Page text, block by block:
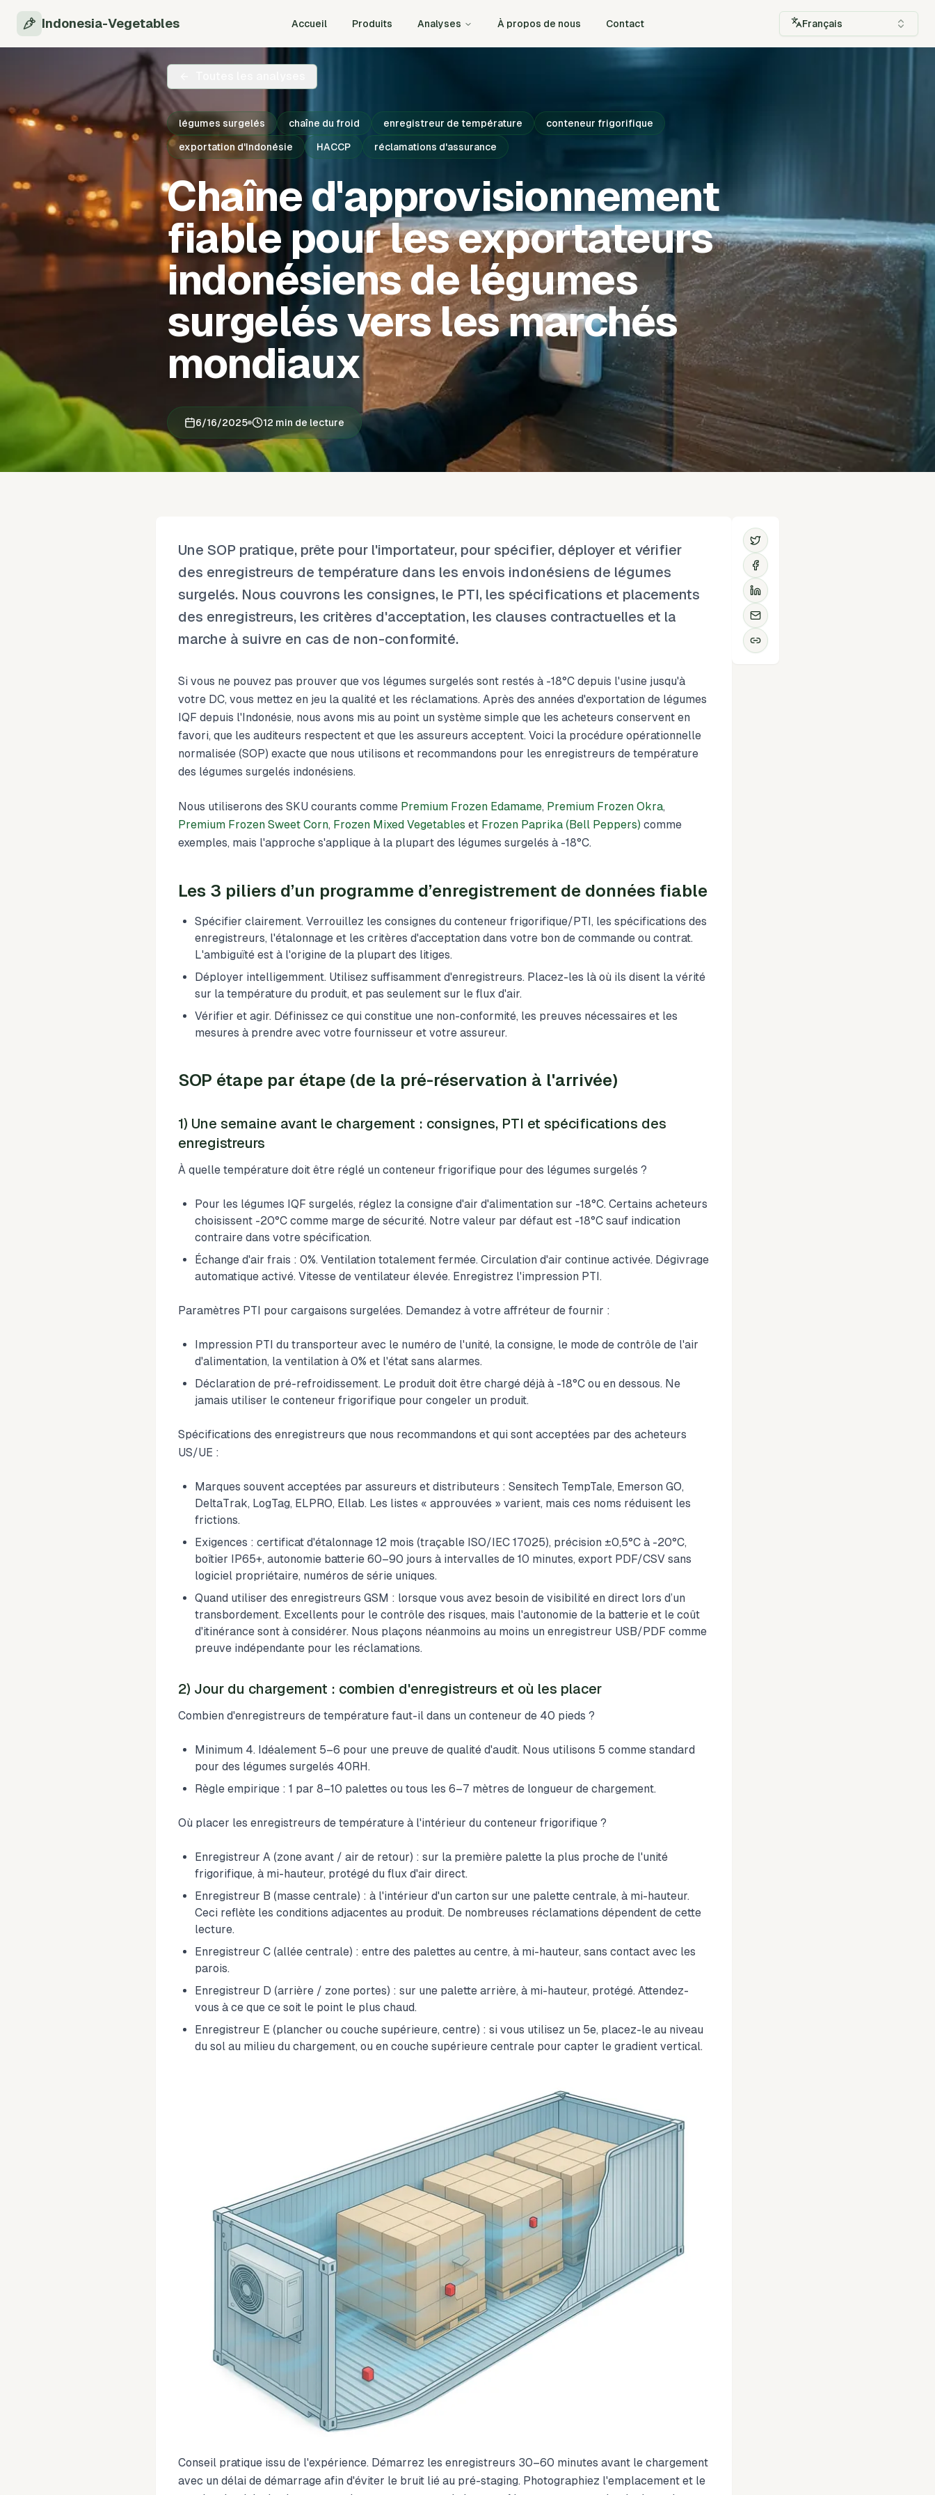
Indonesia-Vegetables Accueil Produits Analyses À propos de nous Contact Français
légumes surgelés chaîne du froid enregistreur de température conteneur frigorifique
exportation d'Indonésie HACCP réclamations d'assurance
Chaîne d'approvisionnement
fiable pour les exportateurs
indonésiens de légumes
surgelés vers les marchés
mondiaux
6/16/2025 12 min de lecture
Une SOP pratique, prête pour l'importateur, pour spécifier, déployer et vérifier
des enregistreurs de température dans les envois indonésiens de légumes
surgelés. Nous couvrons les consignes, le PTI, les spécifications et placements
des enregistreurs, les critères d'acceptation, les clauses contractuelles et la
marche à suivre en cas de non-conformité.
Si vous ne pouvez pas prouver que vos légumes surgelés sont restés à -18°C depuis l'usine jusqu'à
votre DC, vous mettez en jeu la qualité et les réclamations. Après des années d'exportation de légumes
IQF depuis l'Indonésie, nous avons mis au point un système simple que les acheteurs conservent en
favori, que les auditeurs respectent et que les assureurs acceptent. Voici la procédure opérationnelle
normalisée (SOP) exacte que nous utilisons et recommandons pour les enregistreurs de température
des légumes surgelés indonésiens.
Nous utiliserons des SKU courants comme Premium Frozen Edamame, Premium Frozen Okra,
Premium Frozen Sweet Corn, Frozen Mixed Vegetables et Frozen Paprika (Bell Peppers) comme
exemples, mais l'approche s'applique à la plupart des légumes surgelés à -18°C.
Les 3 piliers d’un programme d’enregistrement de données fiable
Spécifier clairement. Verrouillez les consignes du conteneur frigorifique/PTI, les spécifications des
enregistreurs, l'étalonnage et les critères d'acceptation dans votre bon de commande ou contrat.
L'ambiguïté est à l'origine de la plupart des litiges.
Déployer intelligemment. Utilisez suffisamment d'enregistreurs. Placez-les là où ils disent la vérité
sur la température du produit, et pas seulement sur le flux d'air.
Vérifier et agir. Définissez ce qui constitue une non-conformité, les preuves nécessaires et les
mesures à prendre avec votre fournisseur et votre assureur.
SOP étape par étape (de la pré-réservation à l'arrivée)
1) Une semaine avant le chargement : consignes, PTI et spécifications des
enregistreurs
À quelle température doit être réglé un conteneur frigorifique pour des légumes surgelés ?
Pour les légumes IQF surgelés, réglez la consigne d'air d'alimentation sur -18°C. Certains acheteurs
choisissent -20°C comme marge de sécurité. Notre valeur par défaut est -18°C sauf indication
contraire dans votre spécification.
Échange d'air frais : 0%. Ventilation totalement fermée. Circulation d'air continue activée. Dégivrage
automatique activé. Vitesse de ventilateur élevée. Enregistrez l'impression PTI.
Paramètres PTI pour cargaisons surgelées. Demandez à votre affréteur de fournir :
Impression PTI du transporteur avec le numéro de l'unité, la consigne, le mode de contrôle de l'air
d'alimentation, la ventilation à 0% et l'état sans alarmes.
Déclaration de pré-refroidissement. Le produit doit être chargé déjà à -18°C ou en dessous. Ne
jamais utiliser le conteneur frigorifique pour congeler un produit.
Spécifications des enregistreurs que nous recommandons et qui sont acceptées par des acheteurs
US/UE :
Marques souvent acceptées par assureurs et distributeurs : Sensitech TempTale, Emerson GO,
DeltaTrak, LogTag, ELPRO, Ellab. Les listes « approuvées » varient, mais ces noms réduisent les
frictions.
Exigences : certificat d'étalonnage 12 mois (traçable ISO/IEC 17025), précision ±0,5°C à -20°C,
boîtier IP65+, autonomie batterie 60–90 jours à intervalles de 10 minutes, export PDF/CSV sans
logiciel propriétaire, numéros de série uniques.
Quand utiliser des enregistreurs GSM : lorsque vous avez besoin de visibilité en direct lors d’un
transbordement. Excellents pour le contrôle des risques, mais l'autonomie de la batterie et le coût
d'itinérance sont à considérer. Nous plaçons néanmoins au moins un enregistreur USB/PDF comme
preuve indépendante pour les réclamations.
2) Jour du chargement : combien d'enregistreurs et où les placer
Combien d'enregistreurs de température faut-il dans un conteneur de 40 pieds ?
Minimum 4. Idéalement 5–6 pour une preuve de qualité d'audit. Nous utilisons 5 comme standard
pour des légumes surgelés 40RH.
Règle empirique : 1 par 8–10 palettes ou tous les 6–7 mètres de longueur de chargement.
Où placer les enregistreurs de température à l'intérieur du conteneur frigorifique ?
Enregistreur A (zone avant / air de retour) : sur la première palette la plus proche de l'unité
frigorifique, à mi-hauteur, protégé du flux d'air direct.
Enregistreur B (masse centrale) : à l'intérieur d'un carton sur une palette centrale, à mi-hauteur.
Ceci reflète les conditions adjacentes au produit. De nombreuses réclamations dépendent de cette
lecture.
Enregistreur C (allée centrale) : entre des palettes au centre, à mi-hauteur, sans contact avec les
parois.
Enregistreur D (arrière / zone portes) : sur une palette arrière, à mi-hauteur, protégé. Attendez-
vous à ce que ce soit le point le plus chaud.
Enregistreur E (plancher ou couche supérieure, centre) : si vous utilisez un 5e, placez-le au niveau
du sol au milieu du chargement, ou en couche supérieure centrale pour capter le gradient vertical.
Conseil pratique issu de l'expérience. Démarrez les enregistreurs 30–60 minutes avant le chargement
avec un délai de démarrage afin d'éviter le bruit lié au pré-staging. Photographiez l'emplacement et le